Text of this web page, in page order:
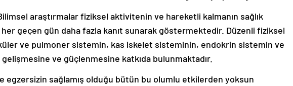
araştırmalar fiziksel aktivitenin ve hareketli kalmanın sağlık
her geçen gün daha fazla kanıt sunarak göstermektedir. Düzenli fiziksel
ve pulmoner sistemin, kas iskelet sisteminin, endokrin sistemin ve
gelişmesine ve güçlenmesine katkıda bulunmaktadır.
egzersizin sağlamış olduğu bütün bu olumlu etkilerden yoksun